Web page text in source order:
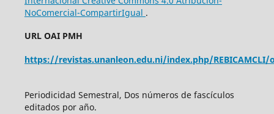
NoComercial-CompartirIgual .
URL OAI PMH
https://revistas.unanleon.edu.ni/index.php/REBICAMCLI/
Periodicidad Semestral, Dos números de fascículos
editados por año.